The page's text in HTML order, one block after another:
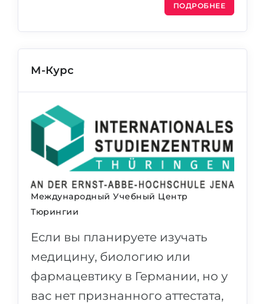
ПОДРОБНЕЕ
М-Курс
Международный Учебный Центр
Тюрингии
Если вы планируете изучать
медицину, биологию или
фармацевтику в Германии, но у
вас нет признанного аттестата,